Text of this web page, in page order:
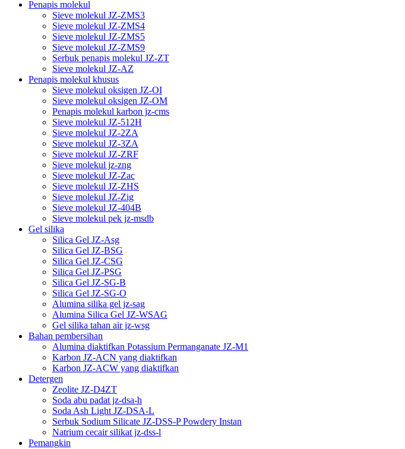
Penapis molekul
Sieve molekul JZ-ZMS3
Sieve molekul JZ-ZMS4
Sieve molekul JZ-ZMS5
Sieve molekul JZ-ZMS9
Serbuk penapis molekul JZ-ZT
Sieve molekul JZ-AZ
Penapis molekul khusus
Sieve molekul oksigen JZ-OI
Sieve molekul oksigen JZ-OM
Penapis molekul karbon jz-cms
Sieve molekul JZ-512H
Sieve molekul JZ-2ZA
Sieve molekul JZ-3ZA
Sieve molekul JZ-ZRF
Sieve molekul jz-zng
Sieve molekul JZ-Zac
Sieve molekul JZ-ZHS
Sieve molekul JZ-Zig
Sieve molekul JZ-404B
Sieve molekul pek jz-msdb
Gel silika
Silica Gel JZ-Asg
Silica Gel JZ-BSG
Silica Gel JZ-CSG
Silica Gel JZ-PSG
Silica Gel JZ-SG-B
Silica Gel JZ-SG-O
Alumina silika gel jz-sag
Alumina Silica Gel JZ-WSAG
Gel silika tahan air jz-wsg
Bahan pembersihan
Alumina diaktifkan Potassium Permanganate JZ-M1
Karbon JZ-ACN yang diaktifkan
Karbon JZ-ACW yang diaktifkan
Detergen
Zeolite JZ-D4ZT
Soda abu padat jz-dsa-h
Soda Ash Light JZ-DSA-L
Serbuk Sodium Silicate JZ-DSS-P Powdery Instan
Natrium cecair silikat jz-dss-l
Pemangkin